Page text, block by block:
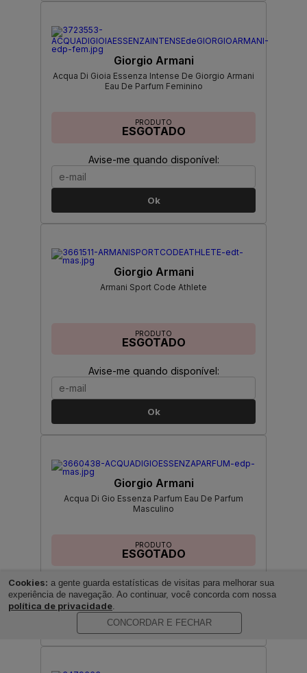
Giorgio Armani
Acqua Di Gioia Essenza Intense De Giorgio Armani
Eau De Parfum Feminino
PRODUTO
ESGOTADO
Avise-me quando disponível:
Ok
Giorgio Armani
Armani Sport Code Athlete
PRODUTO
ESGOTADO
Avise-me quando disponível:
Ok
Giorgio Armani
Acqua Di Gio Essenza Parfum Eau De Parfum
Masculino
PRODUTO
ESGOTADO
Avise-me quando disponível:
Ok
Cookies: a gente guarda estatísticas de visitas para melhorar sua
experiência de navegação. Ao continuar, você concorda com nossa
política de privacidade.
CONCORDAR E FECHAR